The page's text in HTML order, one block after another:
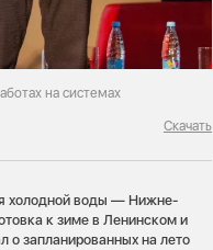
на системах
Скачать
холодной воды — Нижне-
к зиме в Ленинском и
о запланированных на лето